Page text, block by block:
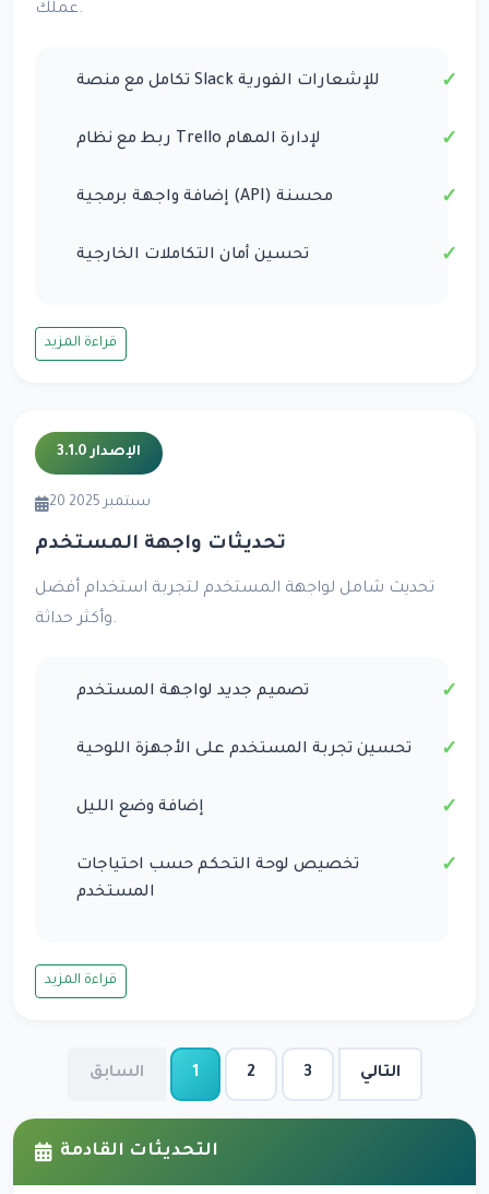
عملك.
تكامل مع منصة Slack للإشعارات الفورية
ربط مع نظام Trello لإدارة المهام
إضافة واجهة برمجية (API) محسنة
تحسين أمان التكاملات الخارجية
قراءة المزيد
الإصدار 3.1.0
20 سبتمبر 2025
تحديثات واجهة المستخدم
تحديث شامل لواجهة المستخدم لتجربة استخدام أفضل
وأكثر حداثة.
تصميم جديد لواجهة المستخدم
تحسين تجربة المستخدم على الأجهزة اللوحية
إضافة وضع الليل
تخصيص لوحة التحكم حسب احتياجات
المستخدم
قراءة المزيد
السابق 1 2 3 التالي
التحديثات القادمة